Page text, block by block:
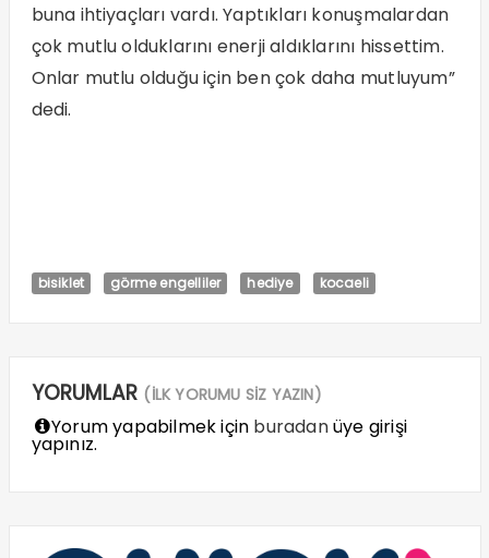
buna ihtiyaçları vardı. Yaptıkları konuşmalardan
çok mutlu olduklarını enerji aldıklarını hissettim.
Onlar mutlu olduğu için ben çok daha mutluyum”
dedi.
bisiklet görme engelliler hediye kocaeli
YORUMLAR (İLK YORUMU SİZ YAZIN)
Yorum yapabilmek için buradanüye girişi
yapınız.